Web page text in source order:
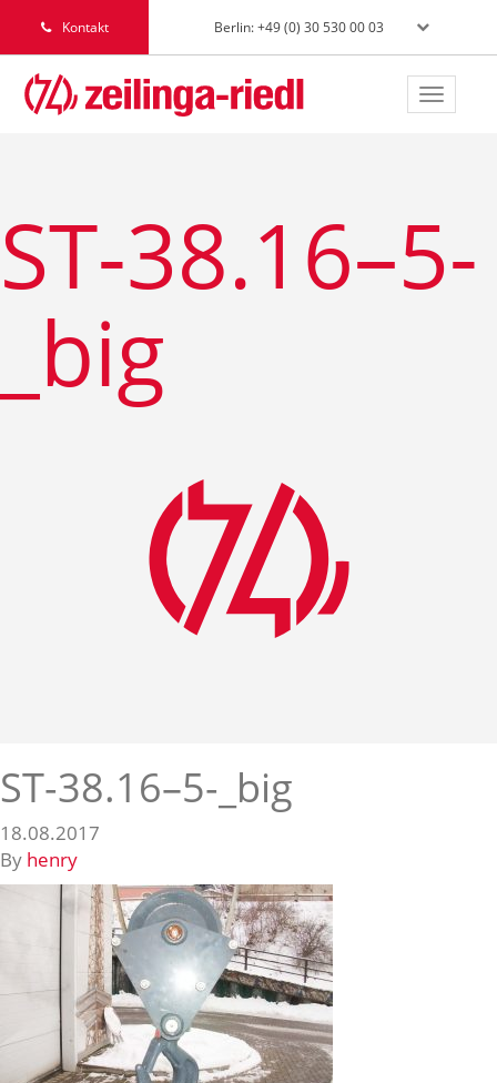
Kontakt Berlin: +49 (0) 30 530 00 03
Toggle
ST-38.16–5-
_big
ST-38.16–5-_big
18.08.2017
By henry